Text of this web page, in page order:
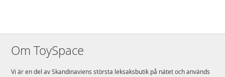
Om ToySpace
Vi är en del av Skandinaviens största leksaksbutik på nätet och används